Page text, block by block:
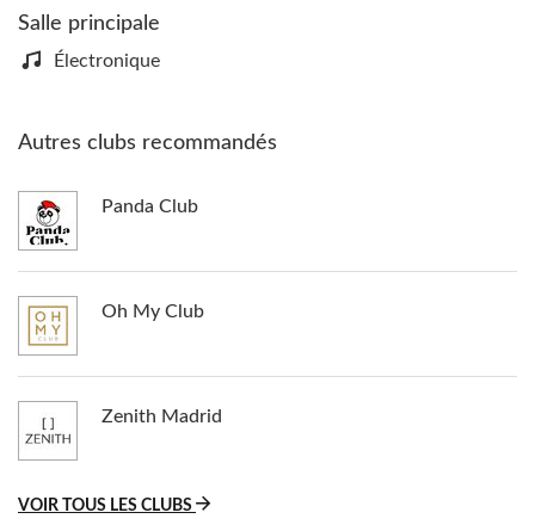
Salle principale
Électronique
Autres clubs recommandés
Panda Club
Oh My Club
Zenith Madrid
VOIR TOUS LES CLUBS